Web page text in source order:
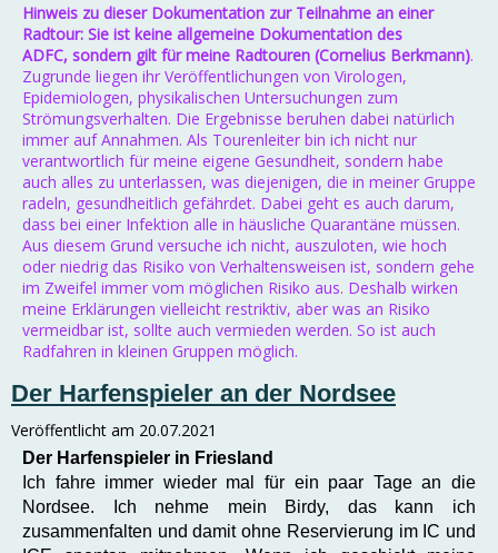
Hinweis zu dieser Dokumentation zur Teilnahme an einer
Radtour: Sie ist keine allgemeine Dokumentation des
ADFC, sondern gilt für meine Radtouren (Cornelius Berkmann).
Zugrunde liegen ihr Veröffentlichungen von Virologen,
Epidemiologen, physikalischen Untersuchungen zum
Strömungsverhalten. Die Ergebnisse beruhen dabei natürlich
immer auf Annahmen. Als Tourenleiter bin ich nicht nur
verantwortlich für meine eigene Gesundheit, sondern habe
auch alles zu unterlassen, was diejenigen, die in meiner Gruppe
radeln, gesundheitlich gefährdet. Dabei geht es auch darum,
dass bei einer Infektion alle in häusliche Quarantäne müssen.
Aus diesem Grund versuche ich nicht, auszuloten, wie hoch
oder niedrig das Risiko von Verhaltensweisen ist, sondern gehe
im Zweifel immer vom möglichen Risiko aus. Deshalb wirken
meine Erklärungen vielleicht restriktiv, aber was an Risiko
vermeidbar ist, sollte auch vermieden werden. So ist auch
Radfahren in kleinen Gruppen möglich.
Der Harfenspieler an der Nordsee
Veröffentlicht am 20.07.2021
Der Harfenspieler in Friesland
Ich fahre immer wieder mal für ein paar Tage an die
Nordsee. Ich nehme mein Birdy, das kann ich
zusammenfalten und damit ohne Reservierung im IC und